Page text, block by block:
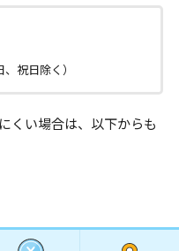
祝日除く）
くい場合は、以下からも